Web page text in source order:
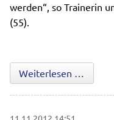
werden“, so Trainerin
(55).
Weiterlesen …